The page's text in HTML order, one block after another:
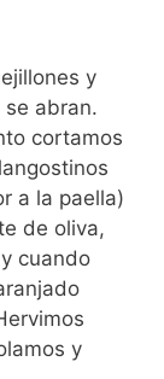
y
se abran.
cortamos
a la paella)
de oliva,
cuando
y